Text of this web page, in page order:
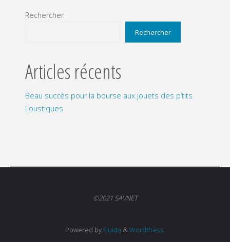
Rechercher
Rechercher
Articles récents
Beau succès pour la bourse aux jouets des p’tits
Loustiques
©2021 SAVNET
Powered by Fluida &WordPress.